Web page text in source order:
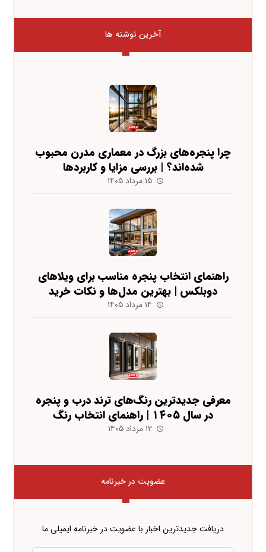
آخرین نوشته ها
چرا پنجره‌های بزرگ در معماری مدرن محبوب
شده‌اند؟ | بررسی مزایا و کاربردها
۱۵ مرداد ۱۴۰۵
راهنمای انتخاب پنجره مناسب برای ویلاهای
دوبلکس | بهترین مدل‌ها و نکات خرید
۱۴ مرداد ۱۴۰۵
معرفی جدیدترین رنگ‌های ترند درب و پنجره
در سال ۱۴۰۵ | راهنمای انتخاب رنگ
۱۲ مرداد ۱۴۰۵
عضویت در خبرنامه
دریافت جدیدترین اخبار با عضویت در خبرنامه ایمیلی ما